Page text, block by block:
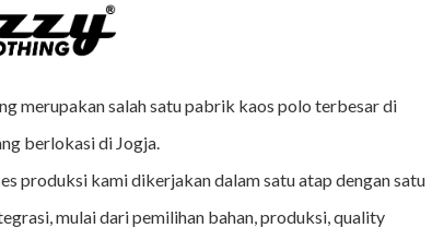
merupakan salah satu pabrik kaos polo terbesar di
berlokasi di Jogja.
produksi kami dikerjakan dalam satu atap dengan satu
mulai dari pemilihan bahan, produksi, quality